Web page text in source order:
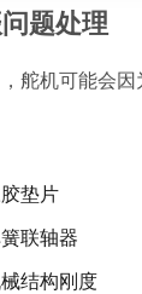
题处理
舵机可能会
垫片
联轴器
结构刚度